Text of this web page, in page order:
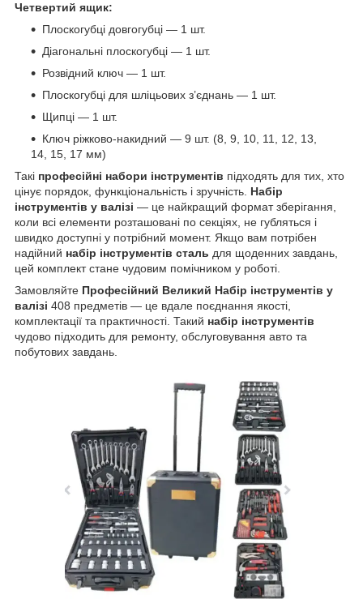
Четвертий ящик:
Плоскогубці довгогубці — 1 шт.
Діагональні плоскогубці — 1 шт.
Розвідний ключ — 1 шт.
Плоскогубці для шліцьових з’єднань — 1 шт.
Щипці — 1 шт.
Ключ ріжково-накидний — 9 шт. (8, 9, 10, 11, 12, 13,
14, 15, 17 мм)
Такі професійні набори інструментів підходять для тих, хто
цінує порядок, функціональність і зручність. Набір
інструментів у валізі — це найкращий формат зберігання,
коли всі елементи розташовані по секціях, не губляться і
швидко доступні у потрібний момент. Якщо вам потрібен
надійний набір інструментів сталь для щоденних завдань,
цей комплект стане чудовим помічником у роботі.
Замовляйте Професійний Великий Набір інструментів у
валізі 408 предметів — це вдале поєднання якості,
комплектації та практичності. Такий набір інструментів
чудово підходить для ремонту, обслуговування авто та
побутових завдань.